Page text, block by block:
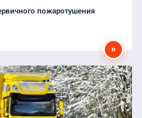
пожаротушения
»